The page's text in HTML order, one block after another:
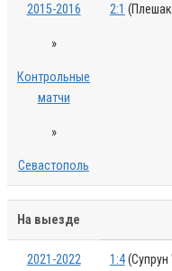
2015-2016
»
Контрольные
матчи
»
Севастополь
2:1
На выезде
2021-2022 1:4(Супрун